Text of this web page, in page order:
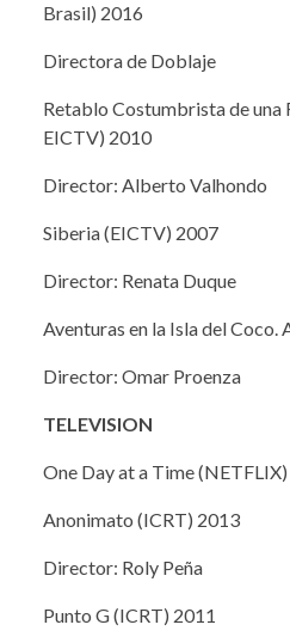
Brasil) 2016
Directora de Doblaje
Retablo Costumbrista de una
EICTV) 2010
Director: Alberto Valhondo
Siberia (EICTV) 2007
Director: Renata Duque
Aventuras en la Isla del
Director: Omar Proenza
TELEVISION
One Day at a Time
Anonimato (ICRT) 2013
Director: Roly Peña
Punto G (ICRT) 2011